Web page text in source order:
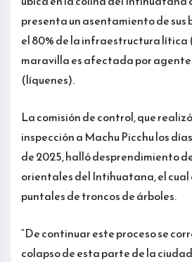
presenta un asentamiento de sus
el 80% de la infraestructura lítica
maravilla es afectada por
(líquenes).
La comisión de control, que
inspección a Machu Picchu los
de 2025, halló desprendimiento
orientales del Intihuatana, el cual
puntales de troncos de árboles.
“De continuar este proceso se
colapso de esta parte de la